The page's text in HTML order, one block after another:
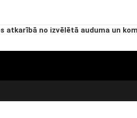
atkarībā no izvēlētā auduma un